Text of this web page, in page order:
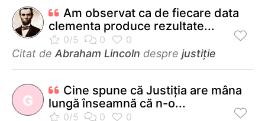
Am observat ca de fiecare data
clementa produce rezultate...
Citat de Abraham Lincoln despre justiție
G
Cine spune că Justiţia are mâna
lungă înseamnă că n-o...